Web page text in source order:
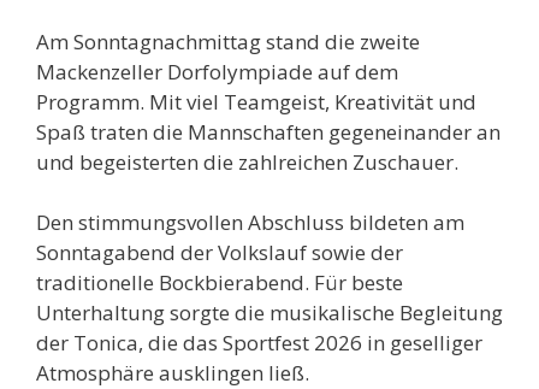
Am Sonntagnachmittag stand die zweite
Mackenzeller Dorfolympiade auf dem
Programm. Mit viel Teamgeist, Kreativität und
Spaß traten die Mannschaften gegeneinander an
und begeisterten die zahlreichen Zuschauer.
Den stimmungsvollen Abschluss bildeten am
Sonntagabend der Volkslauf sowie der
traditionelle Bockbierabend. Für beste
Unterhaltung sorgte die musikalische Begleitung
der Tonica, die das Sportfest 2026 in geselliger
Atmosphäre ausklingen ließ.